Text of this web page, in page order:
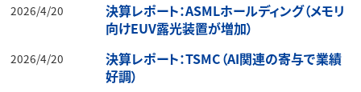
2026/4/20
決算レポート：ASMLホールディング（メモリ
向けEUV露光装置が増加）
2026/4/20
決算レポート：TSMC（AI関連の寄与で業績
好調）